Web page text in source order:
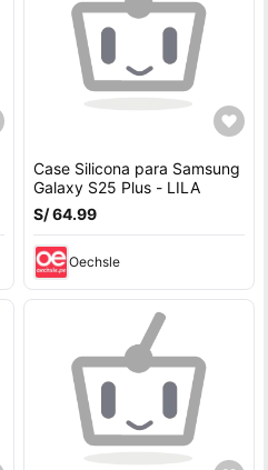
Case Silicona para Samsung
Galaxy S25 Plus - LILA
S/ 64.99
Oechsle